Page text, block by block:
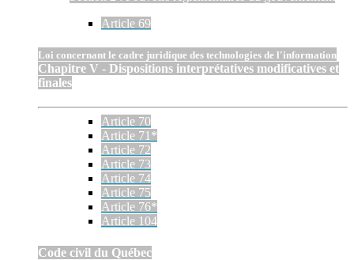
Article 69
Loi concernant le cadre juridique des technologies de l'information
Chapitre V - Dispositions interprétatives modificatives et
finales
Article 70
Article 71*
Article 72
Article 73
Article 74
Article 75
Article 76*
Article 104
Code civil du Québec